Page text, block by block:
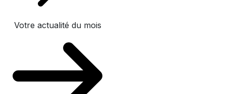
Votre actualité du mois